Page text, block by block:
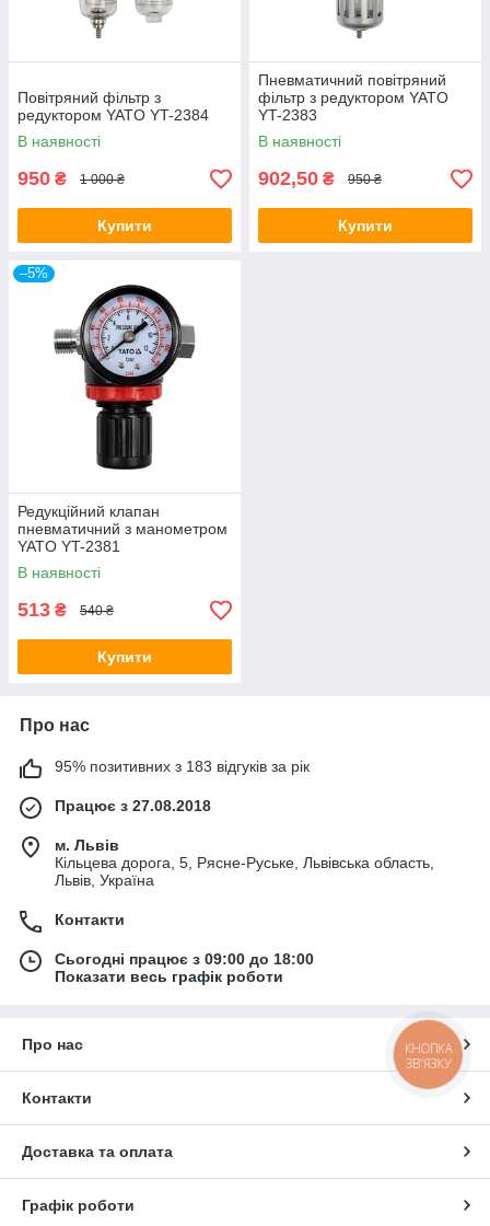
Повітряний фільтр з
редуктором YATO YT-2384
В наявності
950 ₴ 1 000 ₴
Купити
Пневматичний повітряний
фільтр з редуктором YATO
YT-2383
В наявності
902,50 ₴ 950 ₴
Купити
–5%
Редукційний клапан
пневматичний з манометром
YATO YT-2381
В наявності
513 ₴ 540 ₴
Купити
Про нас
95% позитивних з 183 відгуків за рік
Працює з 27.08.2018
м. Львів
Кільцева дорога, 5, Рясне-Руське, Львівська область,
Львів, Україна
Контакти
Сьогодні працює з 09:00 до 18:00
Показати весь графік роботи
Про нас
Контакти
Доставка та оплата
Графік роботи
КНОПКА
ЗВ'ЯЗКУ